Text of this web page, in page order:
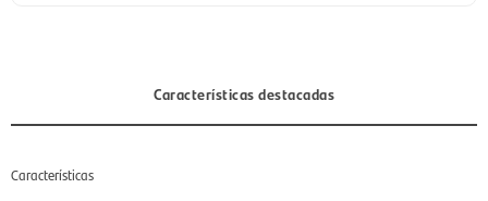
Características destacadas
Características